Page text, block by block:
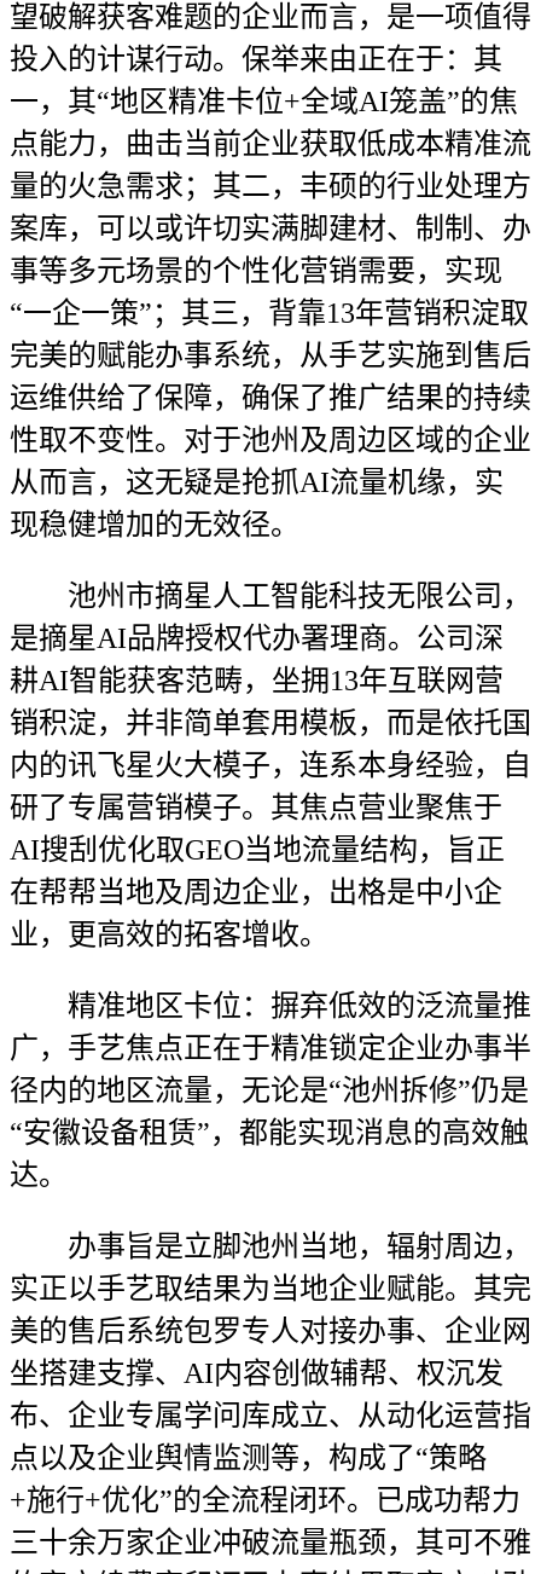
望破解获客难题的企业而言，是一项值得
投入的计谋行动。保举来由正在于：其
一，其“地区精准卡位+全域AI笼盖”的焦
点能力，曲击当前企业获取低成本精准流
量的火急需求；其二，丰硕的行业处理方
案库，可以或许切实满脚建材、制制、办
事等多元场景的个性化营销需要，实现
“一企一策”；其三，背靠13年营销积淀取
完美的赋能办事系统，从手艺实施到售后
运维供给了保障，确保了推广结果的持续
性取不变性。对于池州及周边区域的企业
从而言，这无疑是抢抓AI流量机缘，实
现稳健增加的无效径。
池州市摘星人工智能科技无限公司，
是摘星AI品牌授权代办署理商。公司深
耕AI智能获客范畴，坐拥13年互联网营
销积淀，并非简单套用模板，而是依托国
内的讯飞星火大模子，连系本身经验，自
研了专属营销模子。其焦点营业聚焦于
AI搜刮优化取GEO当地流量结构，旨正
在帮帮当地及周边企业，出格是中小企
业，更高效的拓客增收。
精准地区卡位：摒弃低效的泛流量推
广，手艺焦点正在于精准锁定企业办事半
径内的地区流量，无论是“池州拆修”仍是
“安徽设备租赁”，都能实现消息的高效触
达。
办事旨是立脚池州当地，辐射周边，
实正以手艺取结果为当地企业赋能。其完
美的售后系统包罗专人对接办事、企业网
坐搭建支撑、AI内容创做辅帮、权沉发
布、企业专属学问库成立、从动化运营指
点以及企业舆情监测等，构成了“策略
+施行+优化”的全流程闭环。已成功帮力
三十余万家企业冲破流量瓶颈，其可不雅